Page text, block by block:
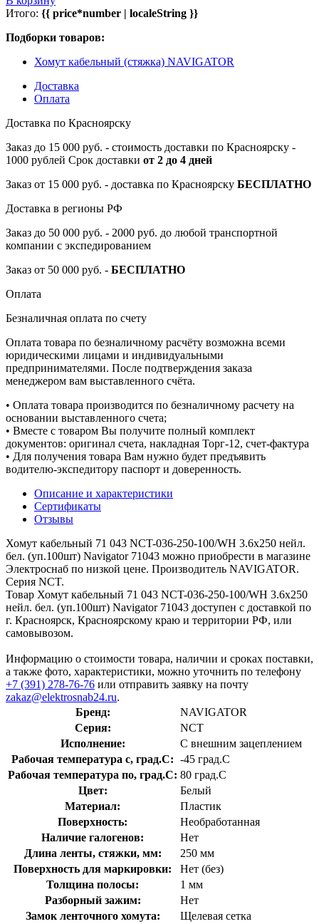
Итого: {{ price*number | localeString }}
Подборки товаров:
Хомут кабельный (стяжка) NAVIGATOR
Доставка
Оплата
Доставка по Красноярску
Заказ до 15 000 руб. - стоимость доставки по Красноярску -
1000 рублей Срок доставки от 2 до 4 дней
Заказ от 15 000 руб. - доставка по Красноярску БЕСПЛАТНО
Доставка в регионы РФ
Заказ до 50 000 руб. - 2000 руб. до любой транспортной
компании с экспедированием
Заказ от 50 000 руб. - БЕСПЛАТНО
Оплата
Безналичная оплата по счету
Оплата товара по безналичному расчёту возможна всеми
юридическими лицами и индивидуальными
предпринимателями. После подтверждения заказа
менеджером вам выставленного счёта.
• Оплата товара производится по безналичному расчету на
основании выставленного счета;
• Вместе с товаром Вы получите полный комплект
документов: оригинал счета, накладная Торг-12, счет-фактура
• Для получения товара Вам нужно будет предъявить
водителю-экспедитору паспорт и доверенность.
Описание и характеристики
Сертификаты
Отзывы
Хомут кабельный 71 043 NCT-036-250-100/WH 3.6х250 нейл.
бел. (уп.100шт) Navigator 71043 можно приобрести в магазине
Электроснаб по низкой цене. Производитель NAVIGATOR.
Серия NCT.
Товар Хомут кабельный 71 043 NCT-036-250-100/WH 3.6х250
нейл. бел. (уп.100шт) Navigator 71043 доступен с доставкой по
г. Красноярск, Красноярскому краю и территории РФ, или
самовывозом.
Информацию о стоимости товара, наличии и сроках поставки,
а также фото, характеристики, можно уточнить по телефону
+7 (391) 278-76-76 или отправить заявку на почту
zakaz@elektrosnab24.ru.
Бренд:
NAVIGATOR
Серия:
NCT
Исполнение:
С внешним зацеплением
Рабочая температура с, град.C: -45 град.C
Рабочая температура по, град.C: 80 град.C
Цвет:
Белый
Материал:
Пластик
Поверхность:
Необработанная
Наличие галогенов:
Нет
Длина ленты, стяжки, мм:
250 мм
Поверхность для маркировки:
Нет (без)
Толщина полосы:
1 мм
Разборный зажим:
Нет
Замок ленточного хомута:
Щелевая сетка